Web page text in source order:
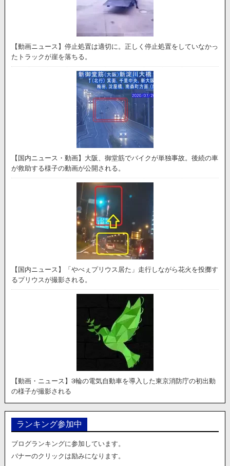
【動画ニュース】停止処置は適切に。正しく停止処置をしていなかっ
たトラックが崖を落ちる。
【国内ニュース・動画】大阪、御堂筋でバイクが単独事故。後続の車
が救助する様子の動画が公開される。
【国内ニュース】「やべぇプリウス居た」走行しながら花火を投擲す
るプリウスが撮影される。
【動画・ニュース】3輪の電気自動車を導入した東京消防庁の初出動
の様子が撮影される
ランキング参加中
ブログランキングに参加しています。
バナーのクリックは励みになります。